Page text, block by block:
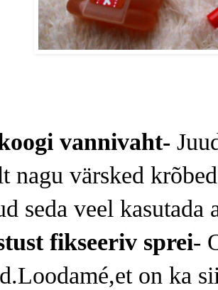
vannivaht-
nagu värsked
seda veel
fikseeriv sprei-
on ka